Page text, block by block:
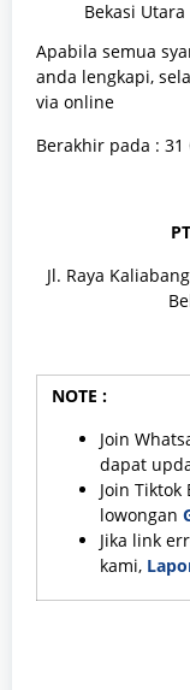
Bekasi Utara
Apabila semua
anda lengkapi,
via online
Berakhir pada : 31
Jl. Raya
NOTE :
Join
dapat
Join
lowongan
Jika link
kami,